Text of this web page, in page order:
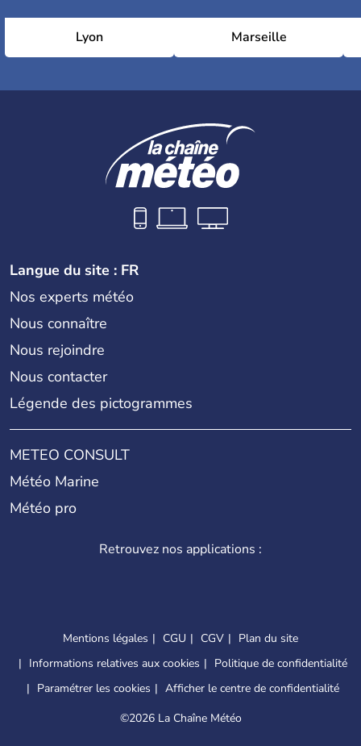
Lyon Marseille
Langue du site : FR
Nos experts météo
Nous connaître
Nous rejoindre
Nous contacter
Légende des pictogrammes
METEO CONSULT
Météo Marine
Météo pro
Retrouvez nos applications :
Mentions légales CGU CGV
Plan du site
Informations relatives aux cookies
Politique de confidentialité
Paramétrer les cookies
Afficher le centre de confidentialité
©2026 La Chaîne Météo